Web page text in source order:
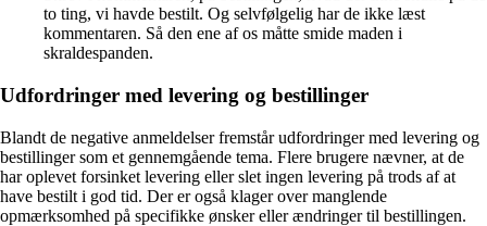
to ting, vi havde bestilt. Og selvfølgelig har de ikke læst
kommentaren. Så den ene af os måtte smide maden i
skraldespanden.
Udfordringer med levering og bestillinger
Blandt de negative anmeldelser fremstår udfordringer med levering og
bestillinger som et gennemgående tema. Flere brugere nævner, at de
har oplevet forsinket levering eller slet ingen levering på trods af at
have bestilt i god tid. Der er også klager over manglende
opmærksomhed på specifikke ønsker eller ændringer til bestillingen.